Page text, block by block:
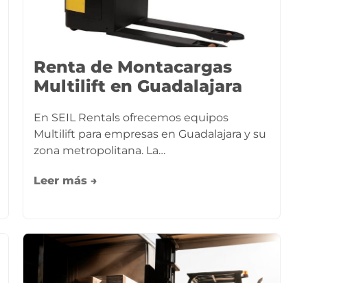
Renta de Montacargas
Multilift en Guadalajara
En SEIL Rentals ofrecemos equipos
Multilift para empresas en Guadalajara y su
zona metropolitana. La…
Leer más →